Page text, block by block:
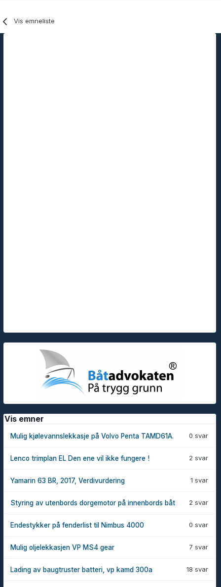
Vis emneliste
Vis emner
0 svar
Mulig kjølevannslekkasje på Volvo Penta TAMD61A.
2 svar
Lenco trimplan EL Den ene vil ikke fungere !
1 svar
Yamarin 63 BR, 2017, Verdivurdering
2 svar
Styring av utenbords dorgemotor på innenbords båt
0 svar
Endestykker på fenderlist til Nimbus 4000
7 svar
Mulig oljelekkasjen VP MS4 gear
18 svar
Lading av baugtruster batteri, vp kamd 300a